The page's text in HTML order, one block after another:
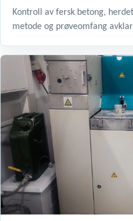
Kontroll av fersk betong,
metode og prøveomfang